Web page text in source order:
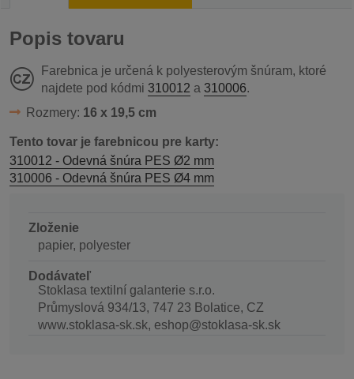
Popis tovaru
Farebnica je určená k polyesterovým šnúram, ktoré
najdete pod kódmi 310012 a 310006.
Rozmery: 16 x 19,5 cm
Tento tovar je farebnicou pre karty:
310012 - Odevná šnúra PES Ø2 mm
310006 - Odevná šnúra PES Ø4 mm
Zloženie
papier, polyester
Dodávateľ
Stoklasa textilní galanterie s.r.o.
Průmyslová 934/13, 747 23 Bolatice, CZ
www.stoklasa-sk.sk, eshop@stoklasa-sk.sk